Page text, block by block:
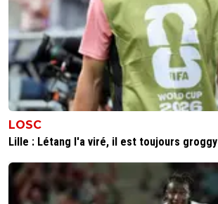
LOSC
Lille : Létang l'a viré, il est toujours groggy